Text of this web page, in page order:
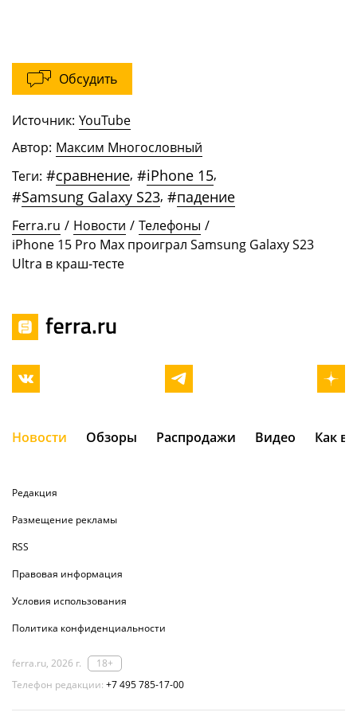
Обсудить
Источник: YouTube
Автор: Максим Многословный
Теги: #сравнение, #iPhone 15,
#Samsung Galaxy S23, #падение
Ferra.ru / Новости / Телефоны /
iPhone 15 Pro Max проиграл Samsung Galaxy S23
Ultra в краш-тесте
Новости Обзоры Распродажи Видео Как
Редакция
Размещение рекламы
RSS
Правовая информация
Условия использования
Политика конфиденциальности
ferra.ru, 2026 г.
18+
Телефон редакции: +7 495 785-17-00